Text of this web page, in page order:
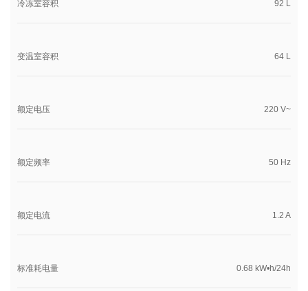
冷冻室容积 92 L
变温室容积 64 L
额定电压 220 V~
额定频率 50 Hz
额定电流 1.2 A
标准耗电量 0.68 kW•h/24h